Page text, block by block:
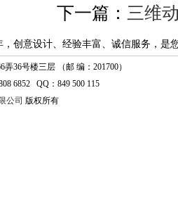
下一篇： 三维
创意设计、经验丰富、诚信服务，是
36号楼三层 （邮 编：201700）
6852 QQ：849 500 115
公司 版权所有